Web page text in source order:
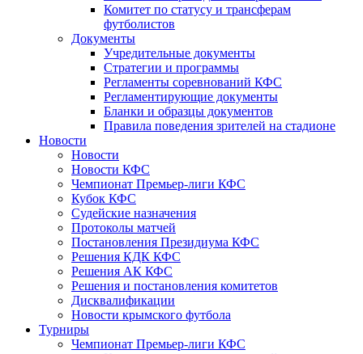
Комитет по статусу и трансферам
футболистов
Документы
Учредительные документы
Стратегии и программы
Регламенты соревнований КФС
Регламентирующие документы
Бланки и образцы документов
Правила поведения зрителей на стадионе
Новости
Новости
Новости КФС
Чемпионат Премьер-лиги КФС
Кубок КФС
Судейские назначения
Протоколы матчей
Постановления Президиума КФС
Решения КДК КФС
Решения АК КФС
Решения и постановления комитетов
Дисквалификации
Новости крымского футбола
Турниры
Чемпионат Премьер-лиги КФС